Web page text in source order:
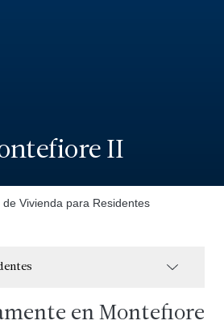
II
Vivienda para Residentes
en Montefiore